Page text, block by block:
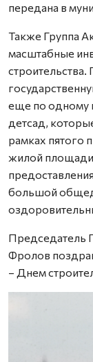
передана в
Также Группа
масштабные
еще по одному
детсад,
рамках пятого
жилой
большой
Председатель
Фролов
– Днем